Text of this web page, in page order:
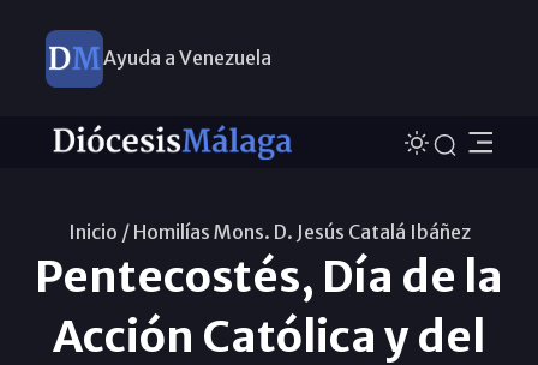
Ayuda a Venezuela
Inicio / Homilías Mons. D. Jesús Catalá Ibáñez
Pentecostés, Día de la
Acción Católica y del